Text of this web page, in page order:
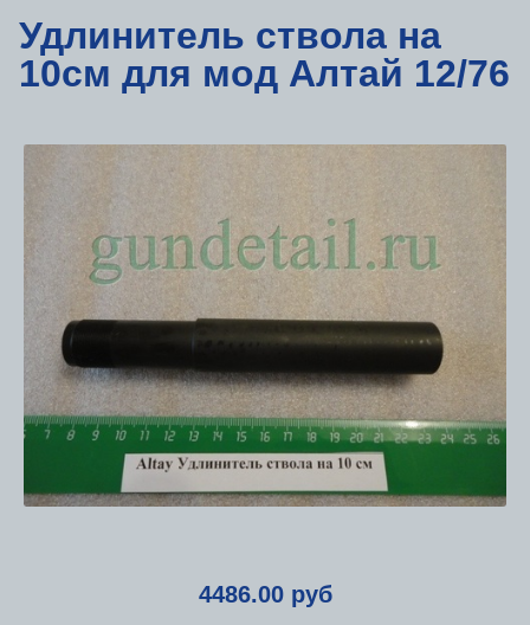
Удлинитель ствола на
10см для мод Алтай 12/76
4486.00 руб